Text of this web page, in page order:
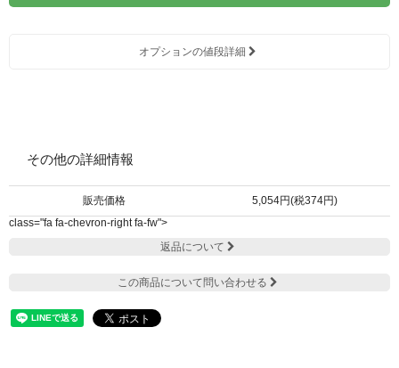
オプションの値段詳細
その他の詳細情報
販売価格
5,054円(税374円)
class="fa fa-chevron-right fa-fw">
返品について
この商品について問い合わせる